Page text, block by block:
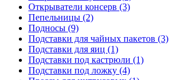
Открыватели консерв (3)
Пепельницы (2)
Подносы (9)
Подставки для чайных пакетов (3)
Подставки для яиц (1)
Подставки под кастрюли (1)
Подставки под ложку (4)